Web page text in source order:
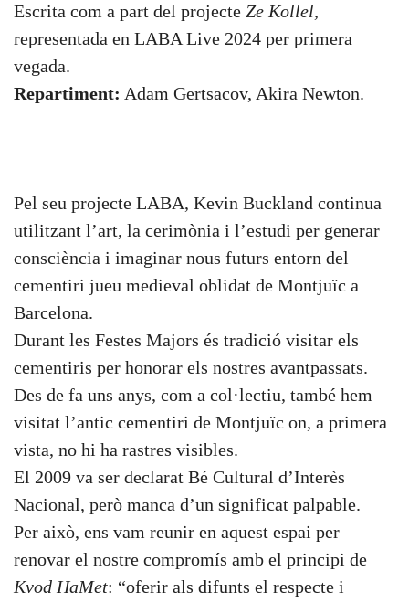
Escrita com a part del projecte Ze Kollel,
representada en LABA Live 2024 per primera
vegada.
Repartiment: Adam Gertsacov, Akira Newton.
Pel seu projecte LABA, Kevin Buckland continua
utilitzant l’art, la cerimònia i l’estudi per generar
consciència i imaginar nous futurs entorn del
cementiri jueu medieval oblidat de Montjuïc a
Barcelona.
Durant les Festes Majors és tradició visitar els
cementiris per honorar els nostres avantpassats.
Des de fa uns anys, com a col·lectiu, també hem
visitat l’antic cementiri de Montjuïc on, a primera
vista, no hi ha rastres visibles.
El 2009 va ser declarat Bé Cultural d’Interès
Nacional, però manca d’un significat palpable.
Per això, ens vam reunir en aquest espai per
renovar el nostre compromís amb el principi de
Kvod HaMet: “oferir als difunts el respecte i